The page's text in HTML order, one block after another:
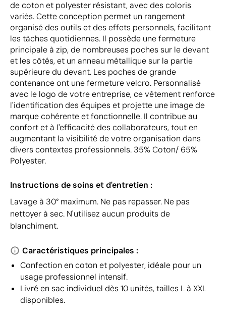
de coton et polyester résistant, avec des coloris
variés. Cette conception permet un rangement
organisé des outils et des effets personnels, facilitant
les tâches quotidiennes. Il possède une fermeture
principale à zip, de nombreuses poches sur le devant
et les côtés, et un anneau métallique sur la partie
supérieure du devant. Les poches de grande
contenance ont une fermeture velcro. Personnalisé
avec le logo de votre entreprise, ce vêtement renforce
l'identification des équipes et projette une image de
marque cohérente et fonctionnelle. Il contribue au
confort et à l'efficacité des collaborateurs, tout en
augmentant la visibilité de votre organisation dans
divers contextes professionnels. 35% Coton/ 65%
Polyester.
Instructions de soins et d'entretien :
Lavage à 30° maximum. Ne pas repasser. Ne pas
nettoyer à sec. N'utilisez aucun produits de
blanchiment.
Caractéristiques principales :
Confection en coton et polyester, idéale pour un
usage professionnel intensif.
Livré en sac individuel dès 10 unités, tailles L à XXL
disponibles.